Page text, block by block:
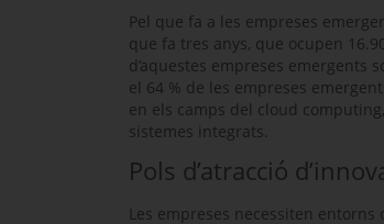
Pel que fa a les empreses
que fa tres anys, que ocupen
d’aquestes empreses emergents
el 64 % de les empreses
en els camps del cloud computing
sistemes integrats.
Pols d’atracció
Les empreses necessiten